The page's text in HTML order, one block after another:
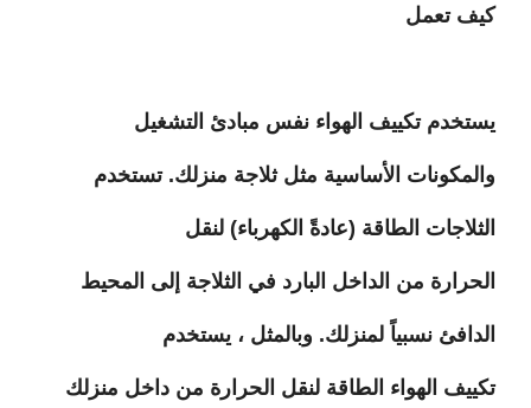
كيف تعمل
يستخدم تكييف الهواء نفس مبادئ التشغيل
والمكونات الأساسية مثل ثلاجة منزلك. تستخدم
الثلاجات الطاقة (عادةً الكهرباء) لنقل
الحرارة من الداخل البارد في الثلاجة إلى المحيط
الدافئ نسبياً لمنزلك. وبالمثل ، يستخدم
تكييف الهواء الطاقة لنقل الحرارة من داخل منزلك